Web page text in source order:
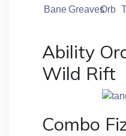
BaneGreavesOrb
Ability
Wild Rift
Combo